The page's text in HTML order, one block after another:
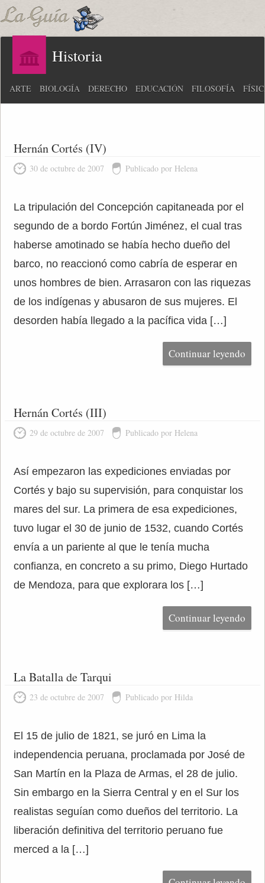
Historia
ARTE BIOLOGÍA DERECHO EDUCACIÓN FILOSOFÍA
Hernán Cortés (IV)
30 de octubre de 2007 Publicado por Helena
La tripulación del Concepción capitaneada por el
segundo de a bordo Fortún Jiménez, el cual tras
haberse amotinado se había hecho dueño del
barco, no reaccionó como cabría de esperar en
unos hombres de bien. Arrasaron con las riquezas
de los indígenas y abusaron de sus mujeres. El
desorden había llegado a la pacífica vida […]
Continuar leyendo
Hernán Cortés (III)
29 de octubre de 2007 Publicado por Helena
Así empezaron las expediciones enviadas por
Cortés y bajo su supervisión, para conquistar los
mares del sur. La primera de esa expediciones,
tuvo lugar el 30 de junio de 1532, cuando Cortés
envía a un pariente al que le tenía mucha
confianza, en concreto a su primo, Diego Hurtado
de Mendoza, para que explorara los […]
Continuar leyendo
La Batalla de Tarqui
23 de octubre de 2007 Publicado por Hilda
El 15 de julio de 1821, se juró en Lima la
independencia peruana, proclamada por José de
San Martín en la Plaza de Armas, el 28 de julio.
Sin embargo en la Sierra Central y en el Sur los
realistas seguían como dueños del territorio. La
liberación definitiva del territorio peruano fue
merced a la […]